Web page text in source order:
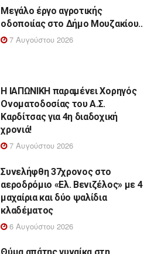
Μεγάλο έργο αγροτικής
οδοποιίας στο Δήμο Μουζακίου..
7 Αυγούστου 2026
Η ΙΑΠΩΝΙΚΗ παραμένει Χορηγός
Ονοματοδοσίας του Α.Σ.
Καρδίτσας για 4η διαδοχική
χρονιά!
7 Αυγούστου 2026
Συνελήφθη 37χρονος στο
αεροδρόμιο «Ελ. Βενιζέλος» με 4
μαχαίρια και δύο ψαλίδια
κλαδέματος
6 Αυγούστου 2026